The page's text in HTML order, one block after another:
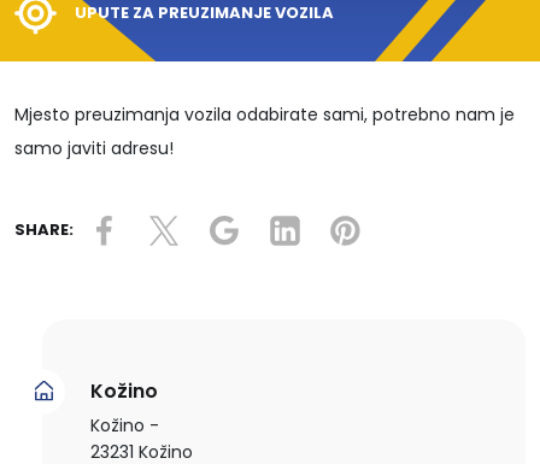
UPUTE ZA PREUZIMANJE VOZILA
Mjesto preuzimanja vozila odabirate sami, potrebno nam je
samo javiti adresu!
SHARE:
Kožino
Kožino -
23231 Kožino